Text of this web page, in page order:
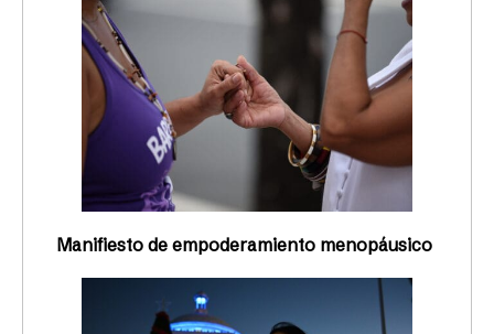
Manifiesto de empoderamiento menopáusico